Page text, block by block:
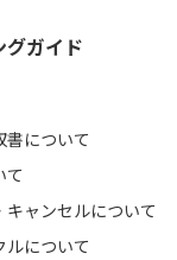
グガイド
書について
て
ャンセルについて
について